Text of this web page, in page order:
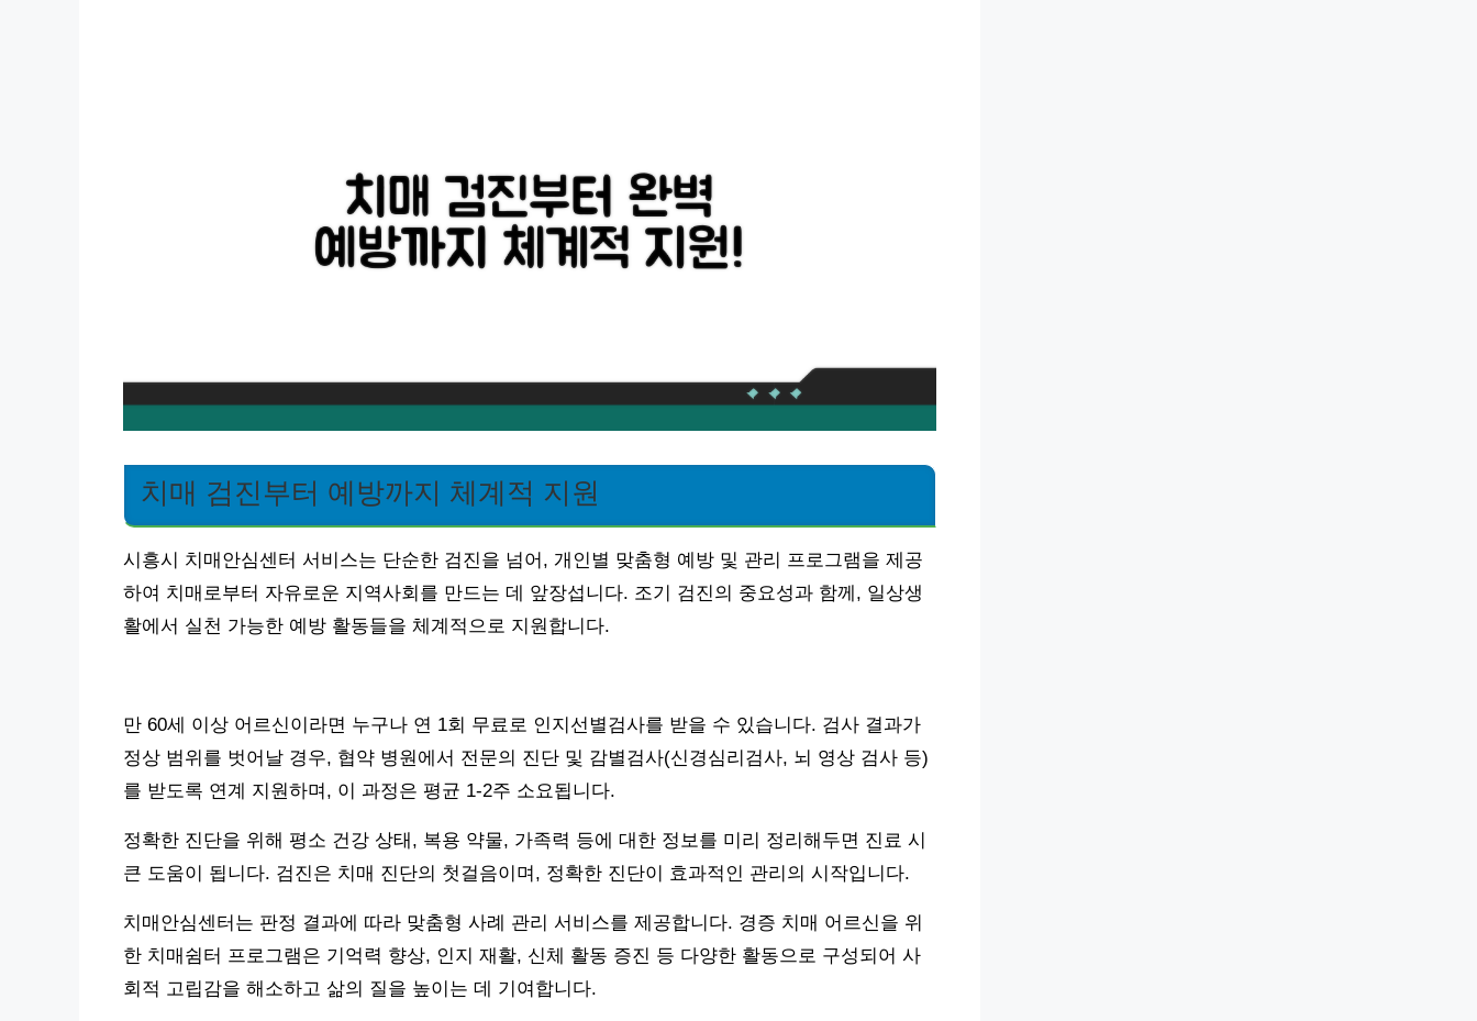
치매 검진부터 예방까지 체계적 지원
시흥시 치매안심센터 서비스는 단순한 검진을 넘어, 개인별 맞춤형 예방 및 관리 프로그램을 제공
하여 치매로부터 자유로운 지역사회를 만드는 데 앞장섭니다. 조기 검진의 중요성과 함께, 일상생
활에서 실천 가능한 예방 활동들을 체계적으로 지원합니다.
만 60세 이상 어르신이라면 누구나 연 1회 무료로 인지선별검사를 받을 수 있습니다. 검사 결과가
정상 범위를 벗어날 경우, 협약 병원에서 전문의 진단 및 감별검사(신경심리검사, 뇌 영상 검사 등)
를 받도록 연계 지원하며, 이 과정은 평균 1-2주 소요됩니다.
정확한 진단을 위해 평소 건강 상태, 복용 약물, 가족력 등에 대한 정보를 미리 정리해두면 진료 시
큰 도움이 됩니다. 검진은 치매 진단의 첫걸음이며, 정확한 진단이 효과적인 관리의 시작입니다.
치매안심센터는 판정 결과에 따라 맞춤형 사례 관리 서비스를 제공합니다. 경증 치매 어르신을 위
한 치매쉼터 프로그램은 기억력 향상, 인지 재활, 신체 활동 증진 등 다양한 활동으로 구성되어 사
회적 고립감을 해소하고 삶의 질을 높이는 데 기여합니다.